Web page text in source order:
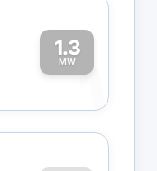
1.3
MW1